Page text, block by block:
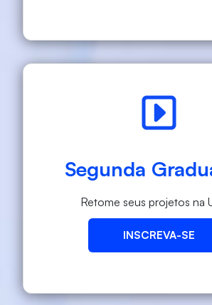
Segunda
Retome seus projetos na
INSCREVA-SE